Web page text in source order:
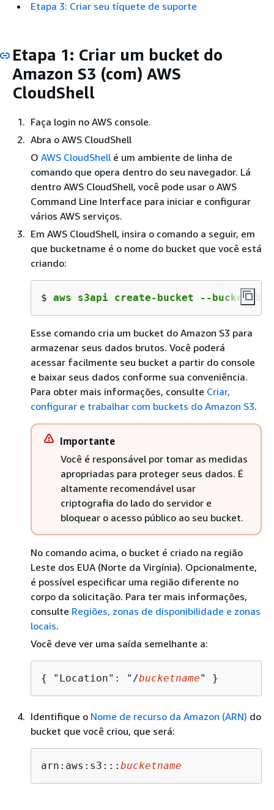
Etapa 3: Criar seu tíquete de suporte
Etapa 1: Criar um bucket do
Amazon S3 (com) AWS
CloudShell
Faça login no AWS console.
Abra o AWS CloudShell
O AWS CloudShell é um ambiente de linha de
comando que opera dentro do seu navegador. Lá
dentro AWS CloudShell, você pode usar o AWS
Command Line Interface para iniciar e configurar
vários AWS serviços.
Em AWS CloudShell, insira o comando a seguir, em
que bucketname é o nome do bucket que você está
criando:
$ aws s3api create-bucket --bucket
Esse comando cria um bucket do Amazon S3 para
armazenar seus dados brutos. Você poderá
acessar facilmente seu bucket a partir do console
e baixar seus dados conforme sua conveniência.
Para obter mais informações, consulte Criar,
configurar e trabalhar com buckets do Amazon S3.
Importante
Você é responsável por tomar as medidas
apropriadas para proteger seus dados. É
altamente recomendável usar
criptografia do lado do servidor e
bloquear o acesso público ao seu bucket.
No comando acima, o bucket é criado na região
Leste dos EUA (Norte da Virgínia). Opcionalmente,
é possível especificar uma região diferente no
corpo da solicitação. Para ter mais informações,
consulte Regiões, zonas de disponibilidade e zonas
locais.
Você deve ver uma saída semelhante a:
{ "Location": "/bucketname" }
Identifique o Nome de recurso da Amazon (ARN) do
bucket que você criou, que será:
arn:aws:s3::: bucketname